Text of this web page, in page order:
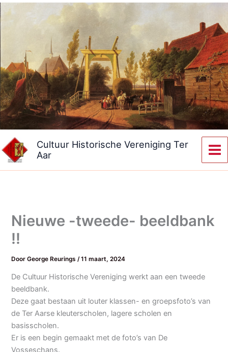
Ga
naar
Cultuur Historische Vereniging Ter
Aar
Nieuwe -tweede- beeldbank
!!
DoorGeorge Reurings /11 maart, 2024
De Cultuur Historische Vereniging werkt aan een tweede
beeldbank.
Deze gaat bestaan uit louter klassen- en groepsfoto’s van
de Ter Aarse kleuterscholen, lagere scholen en
basisscholen.
Er is een begin gemaakt met de foto’s van De
Vosseschans.